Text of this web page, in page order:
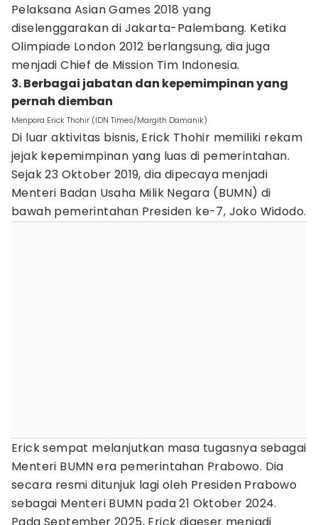
Pelaksana Asian Games 2018 yang
diselenggarakan di Jakarta-Palembang. Ketika
Olimpiade London 2012 berlangsung, dia juga
menjadi Chief de Mission Tim Indonesia.
3. Berbagai jabatan dan kepemimpinan yang
pernah diemban
Menpora Erick Thohir (IDN Times/Margith Damanik)
Di luar aktivitas bisnis, Erick Thohir memiliki rekam
jejak kepemimpinan yang luas di pemerintahan.
Sejak 23 Oktober 2019, dia dipecaya menjadi
Menteri Badan Usaha Milik Negara (BUMN) di
bawah pemerintahan Presiden ke-7, Joko Widodo.
Erick sempat melanjutkan masa tugasnya sebagai
Menteri BUMN era pemerintahan Prabowo. Dia
secara resmi ditunjuk lagi oleh Presiden Prabowo
sebagai Menteri BUMN pada 21 Oktober 2024.